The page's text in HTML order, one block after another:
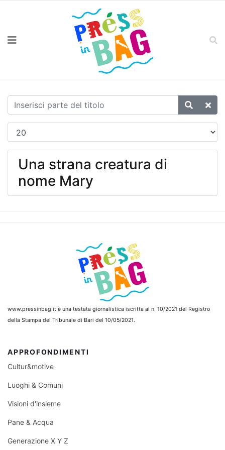
Una strana creatura di
nome Mary
www.pressinbag.it è una testata giornalistica iscritta al n. 10/2021 del Registro
della Stampa del Tribunale di Bari del 10/05/2021.
APPROFONDIMENTI
Cultur&motive
Luoghi & Comuni
Visioni d'insieme
Pane & Acqua
Generazione X Y Z